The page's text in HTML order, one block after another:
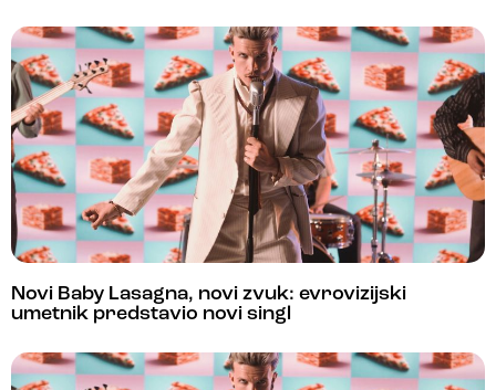
Novi Baby Lasagna, novi zvuk: evrovizijski
umetnik predstavio novi singl